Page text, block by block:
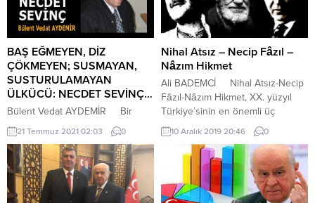
BAŞ EĞMEYEN, DİZ
ÇÖKMEYEN; SUSMAYAN,
SUSTURULAMAYAN
ÜLKÜCÜ: NECDET SEVİNÇ…
Bülent Vedat AYDEMİR Bir
Necdet Sevinç’imiz vardı. Türk
milliyetçisi, Ülkücü… Cesur yürek!
Tek silahı kalem olan yılmaz bir
savaşçı! Dost’a gül goncası,
düşmana gül dikeni! Bir mücadele
ve dava adamı! Gazeteci, tarihçi,
21 Temmuz 2021 02:03 0
Nihal Atsız – Necip Fâzıl –
Nâzım Hikmet
Ali BADEMCİ Nihal Atsız-Necip
Fâzıl-Nâzım Hikmet, XX. yüzyıl
Türkiye’sinin en önemli üç
şahsiyetidir. Yıllardan beri
tartışılan düşünceleri ve
kişililerinde hâlâ bir noktada
birleşilmiş değildir. Duygusal
davranmanın çok anlamı yok; bu
kadar tartışıldıklarına göre elbette
10 Aralık 2019 20:46 0